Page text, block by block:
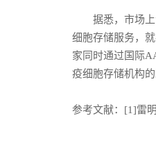
据悉，市场上专
细胞存储服务，
家同时通过国际
疫细胞存储机构
参考文献：[1]雷